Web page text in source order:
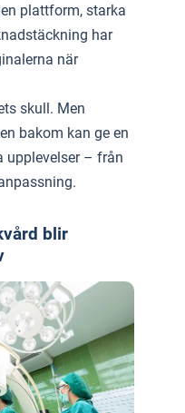
plattform, starka
har
när
skull. Men
bakom kan ge en
upplevelser – från
blir